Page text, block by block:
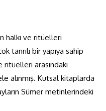
halkı ve ritüelleri
tanrılı bir yapıya sahip
ritüelleri arasındaki
alınmış. Kutsal kitaplarda
Sümer metinlerindeki